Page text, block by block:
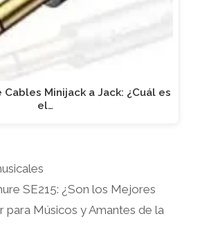
Minijack a Jack: ¿Cuál es
el…
SE215: ¿Son los Mejores
para Músicos y Amantes de la